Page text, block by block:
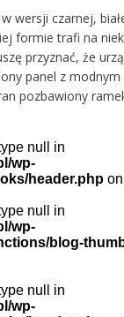
wersji czarnej,
formie trafi na
przyznać, że
panel z
pozbawiony